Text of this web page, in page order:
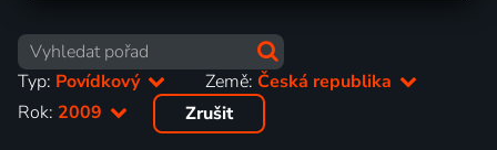
Typ: Povídkový Země:Česká republika
Rok: 2009 Zrušit